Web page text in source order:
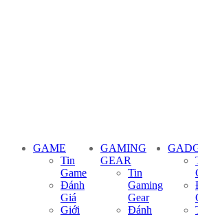
GAME
Tin
Game
Đánh
Giá
Giới
GAMING
GEAR
Tin
Gaming
Gear
Đánh